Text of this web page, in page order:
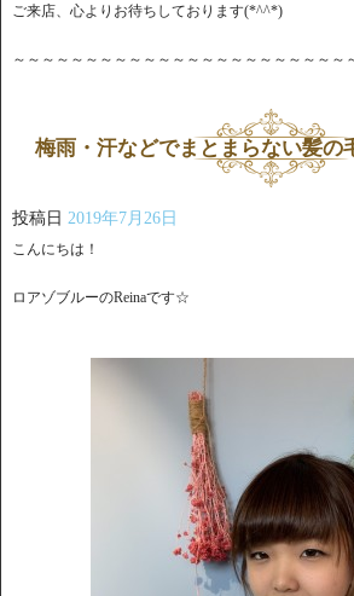
ご来店、心よりお待ちしております(*^^*)
～～～～～～～～～～～～～～～～～～～～～～～
梅雨・汗などでまとまらない髪の
投稿日 2019年7月26日
こんにちは！
ロアゾブルーのReinaです☆